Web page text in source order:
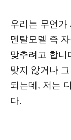
우리는 무언가
멘탈모델 즉
맞추려고 합니
맞지 않거나
되는데, 저는
다.